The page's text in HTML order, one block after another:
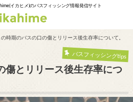
イカヒメ)のバスフィッシング情報発信サイト
の時期のバスの口の傷とリリース後生存率について。
バスフィッシングtips
傷とリリース後生存率につ